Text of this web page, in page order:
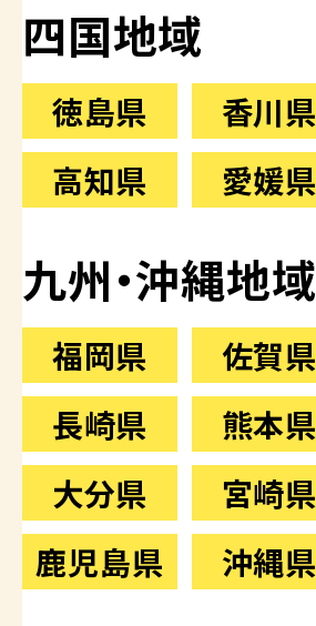
四国地域
徳島県
香川県
高知県
愛媛県
九州・沖縄地域
福岡県
佐賀県
長崎県
熊本県
大分県
宮崎県
鹿児島県
沖縄県